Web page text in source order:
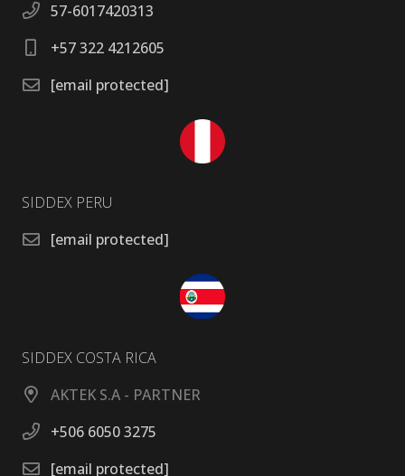
57-6017420313
+57 322 4212605
[email protected]
SIDDEX PERU
[email protected]
SIDDEX COSTA RICA
AKTEK S.A - PARTNER
+506 6050 3275
[email protected]